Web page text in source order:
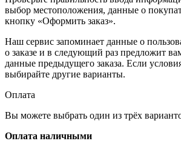
выбор местоположения, данные о
кнопку «Оформить заказ».
Наш сервис запоминает данные о
о заказе и в следующий раз предложит
данные предыдущего заказа. Если
выбирайте другие варианты.
Оплата
Вы можете выбрать один из трёх
Оплата наличными